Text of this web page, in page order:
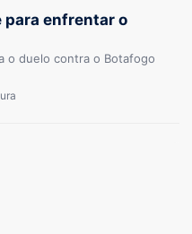
para enfrentar o
o duelo contra o Botafogo